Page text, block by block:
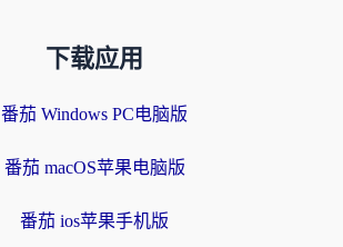
下载应用
番茄 Windows PC电脑版
番茄 macOS苹果电脑版
番茄 ios苹果手机版